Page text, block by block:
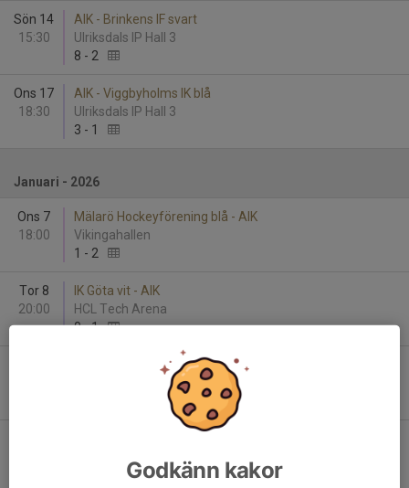
Sön 14
15:30
AIK - Brinkens IF svart
Ulriksdals IP Hall 3
8 - 2
Ons 17
18:30
AIK - Viggbyholms IK blå
Ulriksdals IP Hall 3
3 - 1
Januari - 2026
Ons 7
18:00
Mälarö Hockeyförening blå - AIK
Vikingahallen
1 - 2
Tor 8
20:00
IK Göta vit - AIK
HCL Tech Arena
0-1
AIK - Sollentuna HC röd
Ulriksdals IP Hall 3
Godkänn kakor